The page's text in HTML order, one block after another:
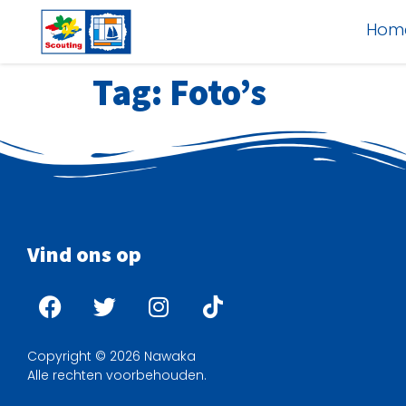
Tag: Foto’s
Vind ons op
Copyright © 2026 Nawaka
Alle rechten voorbehouden.